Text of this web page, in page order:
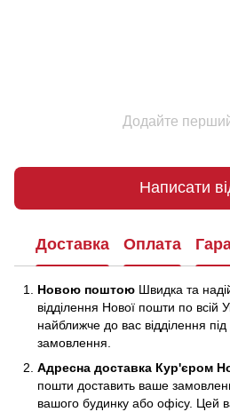
Додайте перший
Написати
Доставка Оплата
Новою поштою Швидка та
відділення Нової пошти по всій
найближче до вас відділення
замовлення.
Адресна доставка Кур'єром
пошти доставить ваше
вашого будинку або офісу. Цей